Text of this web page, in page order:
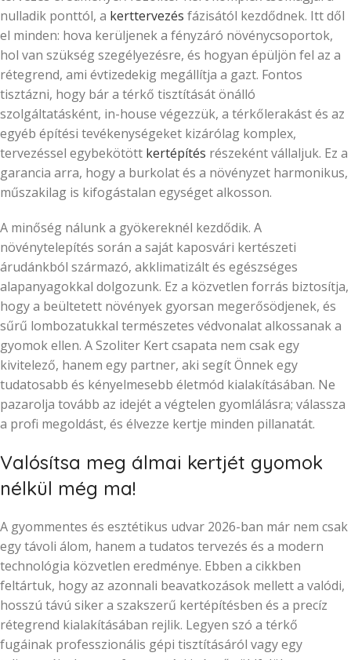
nulladik ponttól, a kerttervezés fázisától kezdődnek. Itt dől
el minden: hova kerüljenek a fényzáró növénycsoportok,
hol van szükség szegélyezésre, és hogyan épüljön fel az a
rétegrend, ami évtizedekig megállítja a gazt. Fontos
tisztázni, hogy bár a térkő tisztítását önálló
szolgáltatásként, in-house végezzük, a térkőlerakást és az
egyéb építési tevékenységeket kizárólag komplex,
tervezéssel egybekötött kertépítés részeként vállaljuk. Ez a
garancia arra, hogy a burkolat és a növényzet harmonikus,
műszakilag is kifogástalan egységet alkosson.
A minőség nálunk a gyökereknél kezdődik. A
növénytelepítés során a saját kaposvári kertészeti
árudánkból származó, akklimatizált és egészséges
alapanyagokkal dolgozunk. Ez a közvetlen forrás biztosítja,
hogy a beültetett növények gyorsan megerősödjenek, és
sűrű lombozatukkal természetes védvonalat alkossanak a
gyomok ellen. A Szoliter Kert csapata nem csak egy
kivitelező, hanem egy partner, aki segít Önnek egy
tudatosabb és kényelmesebb életmód kialakításában. Ne
pazarolja tovább az idejét a végtelen gyomlálásra; válassza
a profi megoldást, és élvezze kertje minden pillanatát.
Valósítsa meg álmai kertjét gyomok
nélkül még ma!
A gyommentes és esztétikus udvar 2026-ban már nem csak
egy távoli álom, hanem a tudatos tervezés és a modern
technológia közvetlen eredménye. Ebben a cikkben
feltártuk, hogy az azonnali beavatkozások mellett a valódi,
hosszú távú siker a szakszerű kertépítésben és a precíz
rétegrend kialakításában rejlik. Legyen szó a térkő
fugáinak professzionális gépi tisztításáról vagy egy